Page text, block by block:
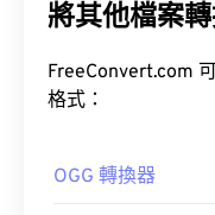
如何開啟
作為
預設程式。然而，
專利、免版稅的編
藝人和曲目標題資
如何開啟
將其他檔案
FreeConvert.com 可
格式：
OGG 轉換器